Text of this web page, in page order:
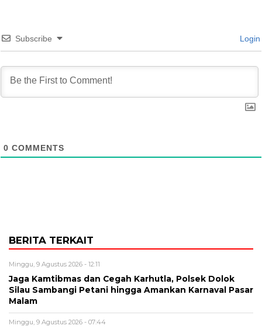
Subscribe Login
0 COMMENTS
BERITA TERKAIT
Minggu, 9 Agustus 2026 - 12:11
Jaga Kamtibmas dan Cegah Karhutla, Polsek Dolok
Silau Sambangi Petani hingga Amankan Karnaval Pasar
Malam
Minggu, 9 Agustus 2026 - 07:44